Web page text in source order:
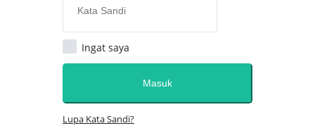
Kesehatan
Ingat saya
Masuk
Lupa Kata Sandi?